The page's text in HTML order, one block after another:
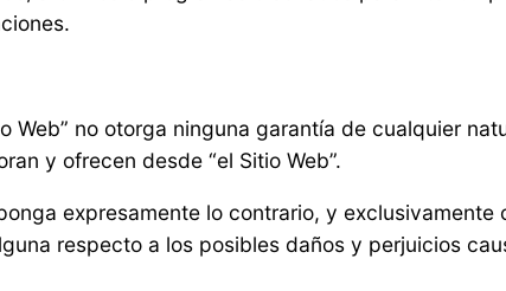
Web” no otorga ninguna garantía de cualquier
y ofrecen desde “el Sitio Web”.
expresamente lo contrario, y
respecto a los posibles daños y perjuicios